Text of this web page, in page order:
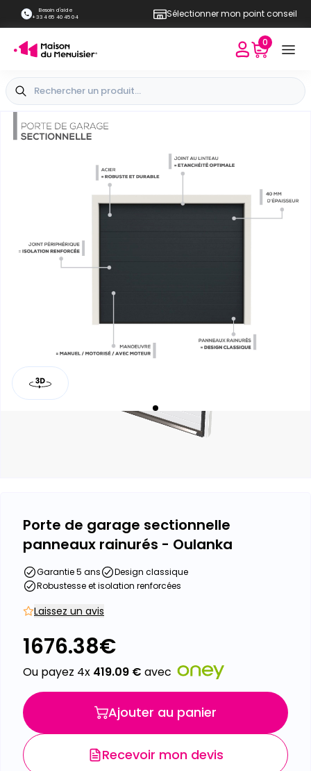
Besoin d'aide
+33 4 65 40 45 04
Sélectionner mon point conseil
0
Porte de garage sectionnelle
panneaux rainurés - Oulanka
Garantie 5 ans
Design classique
Robustesse et isolation renforcées
Laissez un avis
1676.38€
Ou payez 4x 419.09 € avec
Ajouter au panier
Recevoir mon devis